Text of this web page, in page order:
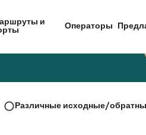
и
Операторы
Различные исходные/